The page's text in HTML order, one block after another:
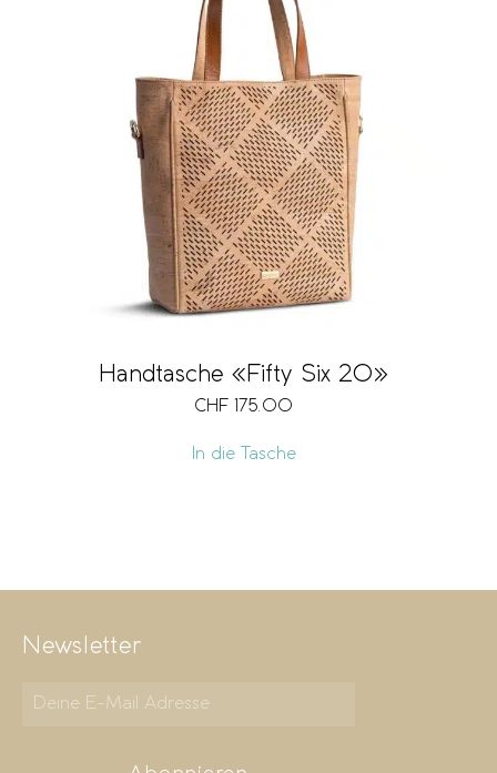
Handtasche «Fifty Six 20»
CHF 175.00
In die Tasche
Newsletter